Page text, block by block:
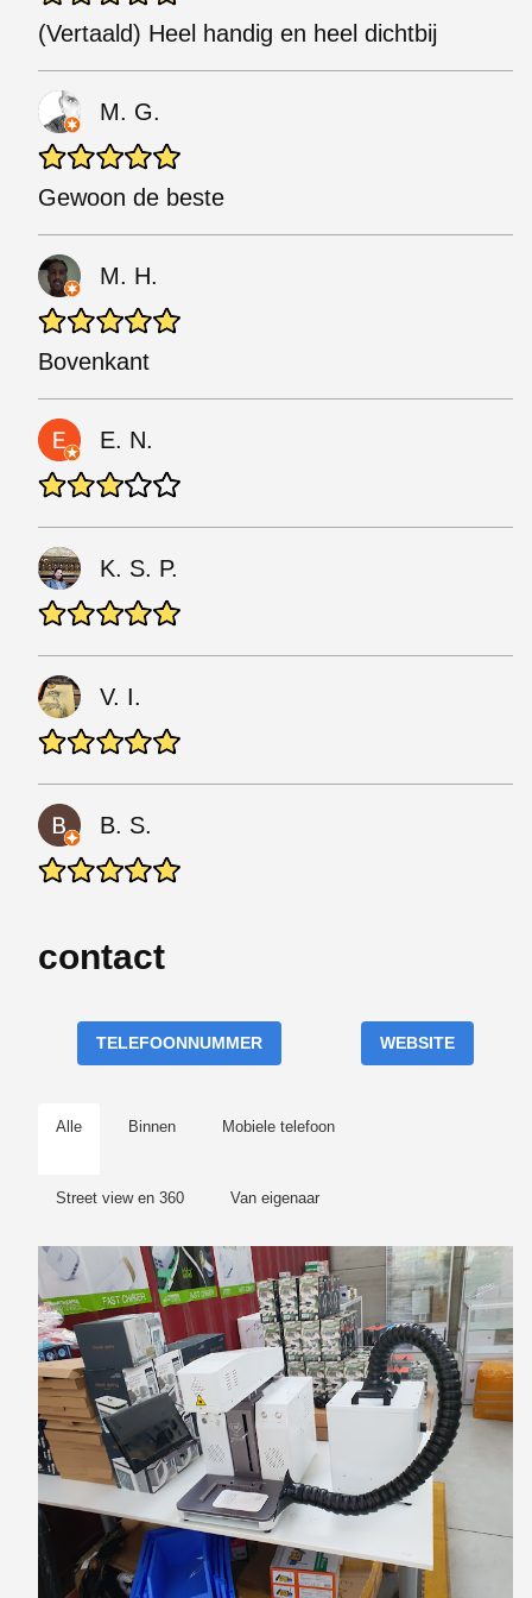
(Vertaald) Heel handig en heel dichtbij
M. G.
Gewoon de beste
M. H.
Bovenkant
E. N.
K. S. P.
V. I.
B. S.
contact
TELEFOONNUMMER WEBSITE
Alle Binnen Mobiele telefoon
Street view en 360 Van eigenaar